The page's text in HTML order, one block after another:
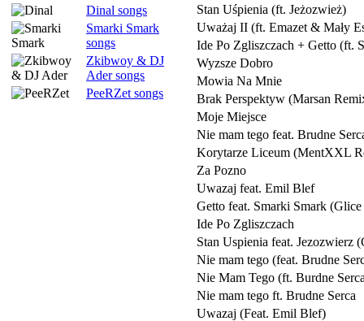
Dinal songs
Smarki Smark
songs
Zkibwoy & DJ
Ader songs
PeeRZet songs
Stan Uśpienia (ft. Jeżozwież)
Uważaj II (ft. Emazet & Mały
Ide Po Zgliszczach + Getto (ft.
Wyzsze Dobro
Mowia Na Mnie
Brak Perspektyw (Marsan
Moje Miejsce
Nie mam tego feat. Brudne
Korytarze Liceum (MentXXL
Za Pozno
Uwazaj feat. Emil Blef
Getto feat. Smarki Smark
Ide Po Zgliszczach
Stan Uspienia feat. Jezozwierz
Nie mam tego (feat. Brudne
Nie Mam Tego (ft. Burdne
Nie mam tego ft. Brudne Serca
Uwazaj (Feat. Emil Blef)